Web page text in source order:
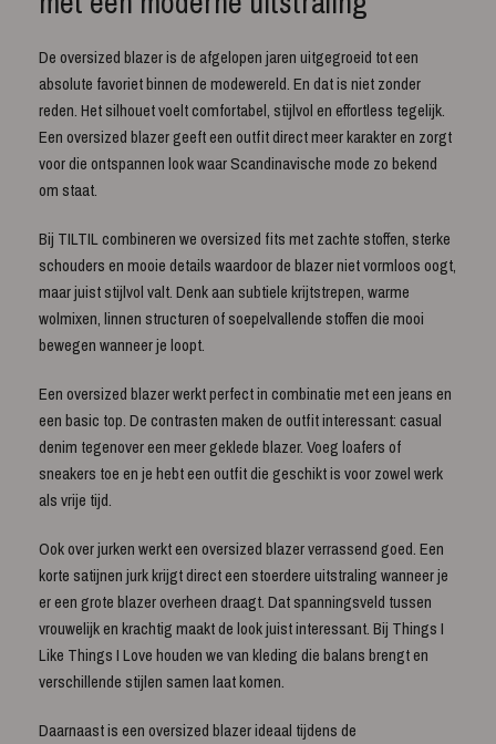
De oversized blazer is de afgelopen jaren uitgegroeid tot een
absolute favoriet binnen de modewereld. En dat is niet zonder
reden. Het silhouet voelt comfortabel, stijlvol en effortless tegelijk.
Een oversized blazer geeft een outfit direct meer karakter en zorgt
voor die ontspannen look waar Scandinavische mode zo bekend
om staat.
Bij TILTIL combineren we oversized fits met zachte stoffen, sterke
schouders en mooie details waardoor de blazer niet vormloos oogt,
maar juist stijlvol valt. Denk aan subtiele krijtstrepen, warme
wolmixen, linnen structuren of soepelvallende stoffen die mooi
bewegen wanneer je loopt.
Een oversized blazer werkt perfect in combinatie met een jeans en
een basic top. De contrasten maken de outfit interessant: casual
denim tegenover een meer geklede blazer. Voeg loafers of
sneakers toe en je hebt een outfit die geschikt is voor zowel werk
als vrije tijd.
Ook over jurken werkt een oversized blazer verrassend goed. Een
korte satijnen jurk krijgt direct een stoerdere uitstraling wanneer je
er een grote blazer overheen draagt. Dat spanningsveld tussen
vrouwelijk en krachtig maakt de look juist interessant. Bij Things I
Like Things I Love houden we van kleding die balans brengt en
verschillende stijlen samen laat komen.
Daarnaast is een oversized blazer ideaal tijdens de